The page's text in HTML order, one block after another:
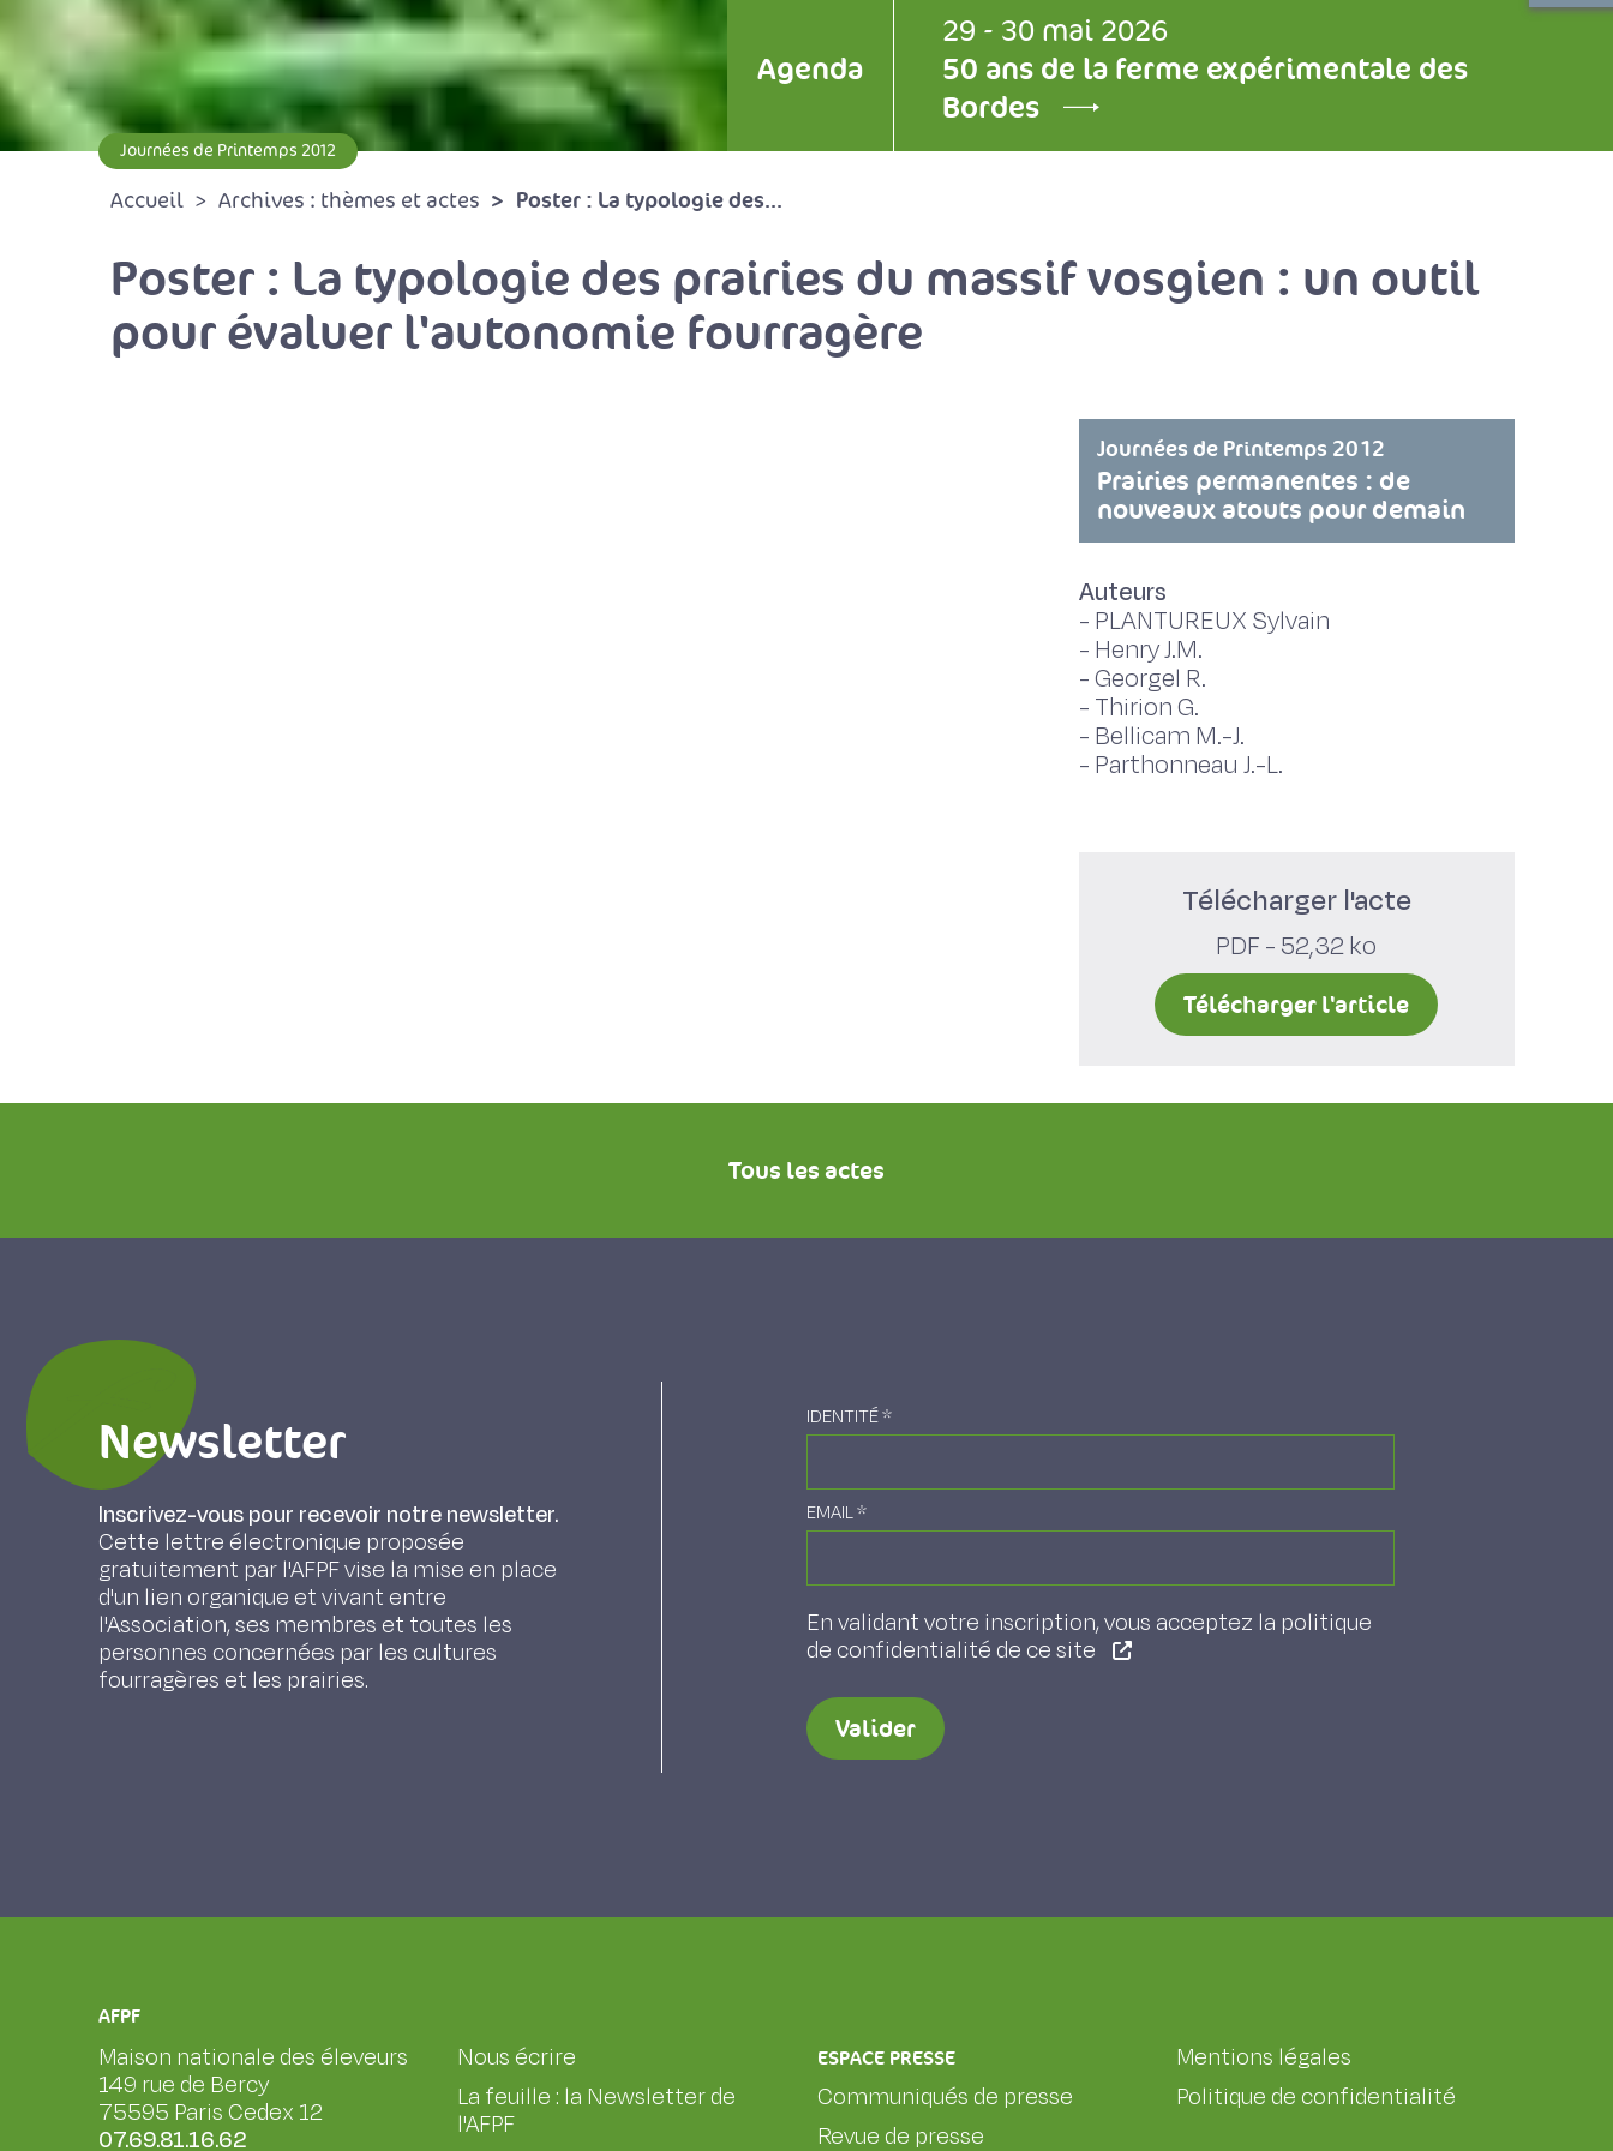
Agenda
29 - 30 mai 2026
50 ans de la ferme expérimentale des
Bordes
Journées de Printemps 2012
Accueil Archives : thèmes et actes Poster : La typologie des...
Poster : La typologie des prairies du massif vosgien : un outil
pour évaluer l'autonomie fourragère
Journées de Printemps 2012
Prairies permanentes : de
nouveaux atouts pour demain
Auteurs
- PLANTUREUX Sylvain
- Henry J.M.
-Georgel R.
- Thirion G.
- Bellicam M.-J.
- Parthonneau J.-L.
Télécharger l'acte
PDF - 52,32 ko
Télécharger l'article
Tous les actes
Newsletter
Inscrivez-vous pour recevoir notre newsletter.
Cette lettre électronique proposée
gratuitement par l'AFPF vise la mise en place
d'un lien organique et vivant entre
l'Association, ses membres et toutes les
personnes concernées par les cultures
fourragères et les prairies.
IDENTITÉ*
EMAIL*
En validant votre inscription, vous acceptez la politique
de confidentialité de ce site
Valider
AFPF
Maison nationale des éleveurs
149 rue de Bercy
75595 Paris Cedex 12
07.69.81.16.62
Nous écrire
La feuille : la Newsletter de
l'AFPF
ESPACE PRESSE
Communiqués de presse
Revue de presse
Mentions légales
Politique de confidentialité